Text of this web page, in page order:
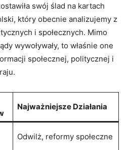
swój ślad na kartach
który obecnie analizujemy z
i społecznych. Mimo
wywoływały, to właśnie one
społecznej, politycznej i
Najważniejsze Działania
Odwilż, reformy społeczne